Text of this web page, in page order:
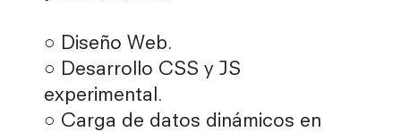
○ Diseño Web.
○ Desarrollo CSS y JS
experimental.
○ Carga de datos dinámicos en